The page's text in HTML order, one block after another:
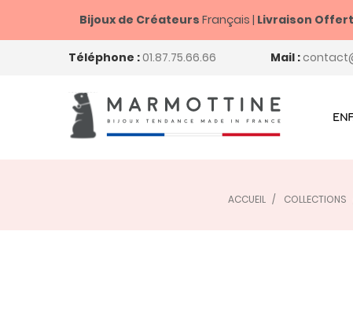
Bijoux de Créateurs Français | Livraison
Téléphone :01.87.75.66.66 Mail :
ACCUEIL COLLECTIONS